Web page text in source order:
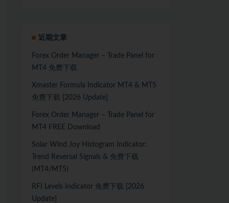
近期文章
Forex Order Manager – Trade Panel for
MT4 免费下载
Xmaster Formula Indicator MT4 & MT5
免费下载 [2026 Update]
Forex Order Manager – Trade Panel for
MT4 FREE Download
Solar Wind Joy Histogram Indicator:
Trend Reversal Signals & 免费下载
(MT4/MT5)
RFI Levels Indicator 免费下载 [2026
Update]